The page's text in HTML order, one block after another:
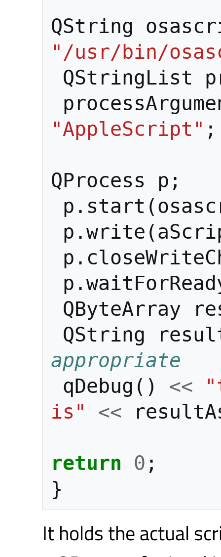
QString
"/usr/bin/
QStringList
"AppleScript" ;
QProcess p ;
p . start (
p .write (
p .
p .
QByteArray
QString
appropriate
qDebug () <<
is"
<<
return 0 ;
}
It holds the actual